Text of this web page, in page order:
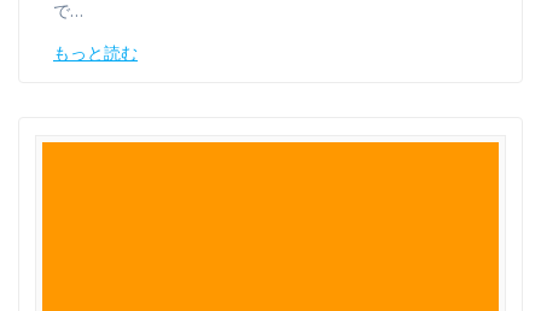
で…
もっと読む